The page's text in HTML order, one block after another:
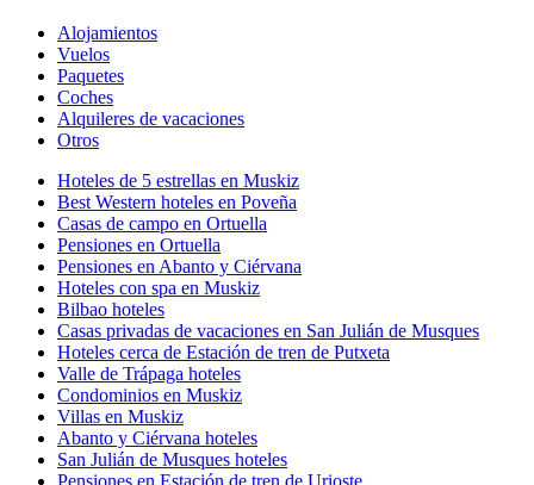
Alojamientos
Vuelos
Paquetes
Coches
Alquileres de vacaciones
Otros
Hoteles de 5 estrellas en Muskiz
Best Western hoteles en Poveña
Casas de campo en Ortuella
Pensiones en Ortuella
Pensiones en Abanto y Ciérvana
Hoteles con spa en Muskiz
Bilbao hoteles
Casas privadas de vacaciones en San Julián de Musques
Hoteles cerca de Estación de tren de Putxeta
Valle de Trápaga hoteles
Condominios en Muskiz
Villas en Muskiz
Abanto y Ciérvana hoteles
San Julián de Musques hoteles